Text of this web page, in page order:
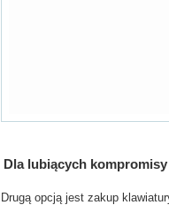
Dla lubiących kompromisy
Drugą opcją jest zakup